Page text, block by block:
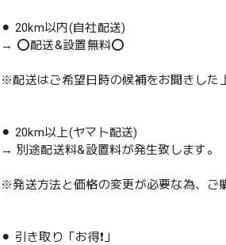
⚫︎ 20km以内(自社配送)
→ ⭕️配送&設置無料⭕️
※配送はご希望日時の候補をお聞きした
⚫︎ 20km以上(ヤマト配送)
→ 別途配送料&設置料が発生致します。
※発送方法と価格の変更が必要な為、ご
⚫︎ 引き取り「お得❗️」